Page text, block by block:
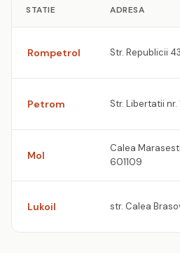
STATIE ADRESA
Rompetrol Str. Republicii 43
Petrom Str. Libertatii nr.
Mol
Calea
601109
Lukoil str. Calea